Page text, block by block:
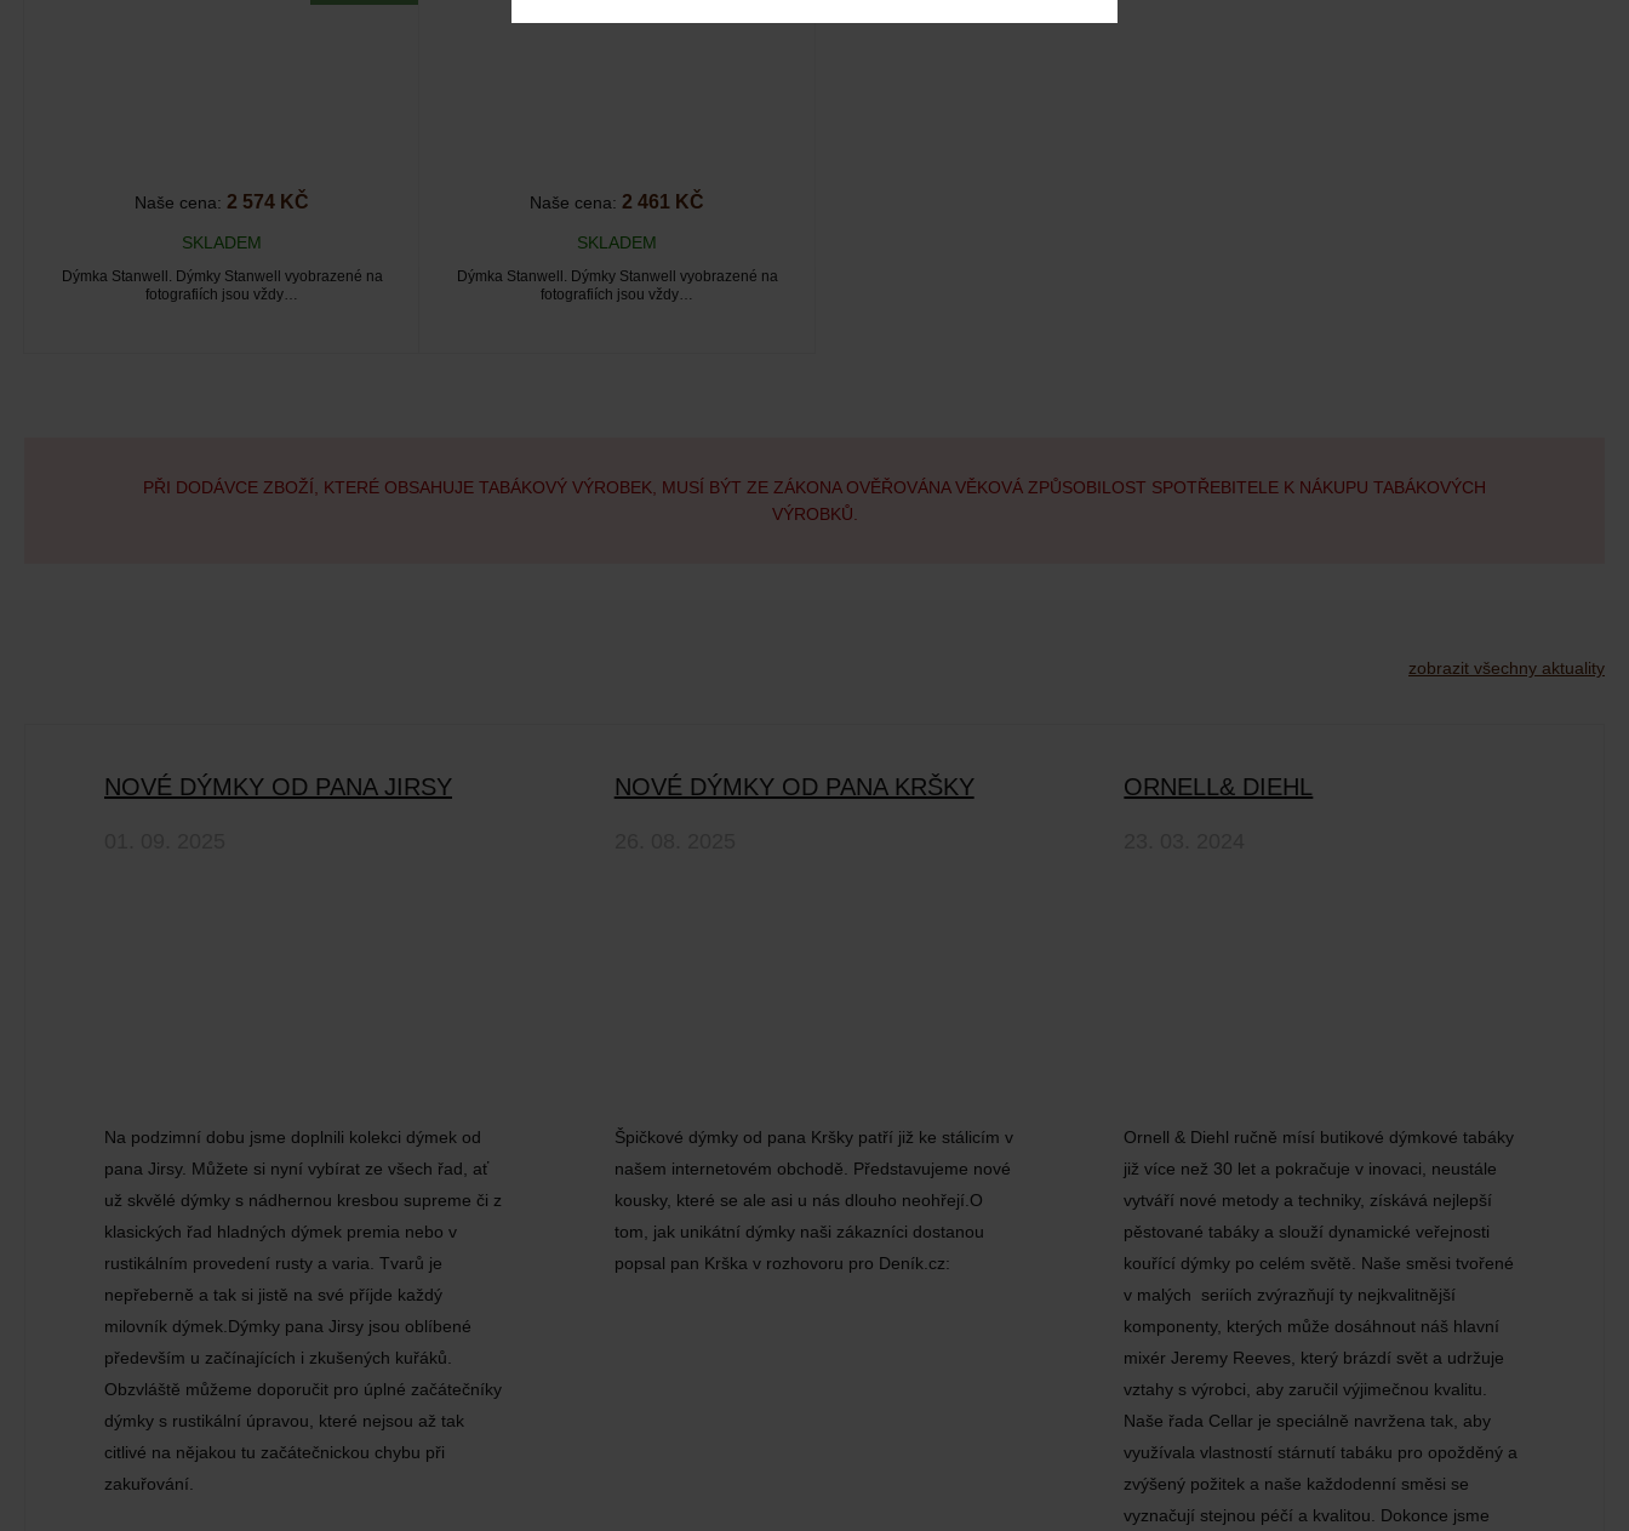
Naše cena: 2 574 KČ
SKLADEM
Dýmka Stanwell. Dýmky Stanwell vyobrazené na
fotografiích jsou vždy…
Naše cena: 2 461 KČ
SKLADEM
Dýmka Stanwell. Dýmky Stanwell vyobrazené na
fotografiích jsou vždy…
PŘI DODÁVCE ZBOŽÍ, KTERÉ OBSAHUJE TABÁKOVÝ VÝROBEK, MUSÍ BÝT ZE ZÁKONA OVĚŘOVÁNA VĚKOVÁ ZPŮSOBILOST SPOTŘEBITELE K NÁKUPU TABÁKOVÝCH
VÝROBKŮ.
zobrazit všechny aktuality
NOVÉ DÝMKY OD PANA JIRSY
Na podzimní dobu jsme doplnili kolekci dýmek od
pana Jirsy. Můžete si nyní vybírat ze všech řad, ať
už skvělé dýmky s nádhernou kresbou supreme či z
klasických řad hladných dýmek premia nebo v
rustikálním provedení rusty a varia. Tvarů je
nepřeberně a tak si jistě na své příjde každý
milovník dýmek.Dýmky pana Jirsy jsou oblíbené
především u začínajících i zkušených kuřáků.
Obzvláště můžeme doporučit pro úplné začátečníky
dýmky s rustikální úpravou, které nejsou až tak
citlivé na nějakou tu začátečnickou chybu při
zakuřování.
NOVÉ DÝMKY OD PANA KRŠKY
Špičkové dýmky od pana Kršky patří již ke stálicím v
našem internetovém obchodě. Představujeme nové
kousky, které se ale asi u nás dlouho neohřejí.O
tom, jak unikátní dýmky naši zákazníci dostanou
popsal pan Krška v rozhovoru pro Deník.cz:
ORNELL& DIEHL
Ornell & Diehl ručně mísí butikové dýmkové tabáky
již více než 30 let a pokračuje v inovaci, neustále
vytváří nové metody a techniky, získává nejlepší
pěstované tabáky a slouží dynamické veřejnosti
kouřící dýmky po celém světě. Naše směsi tvořené
v malých seriích zvýrazňují ty nejkvalitnější
komponenty, kterých může dosáhnout náš hlavní
mixér Jeremy Reeves, který brázdí svět a udržuje
vztahy s výrobci, aby zaručil výjimečnou kvalitu.
Naše řada Cellar je speciálně navržena tak, aby
využívala vlastností stárnutí tabáku pro opožděný a
zvýšený požitek a naše každodenní směsi se
vyznačují stejnou péčí a kvalitou. Dokonce jsme